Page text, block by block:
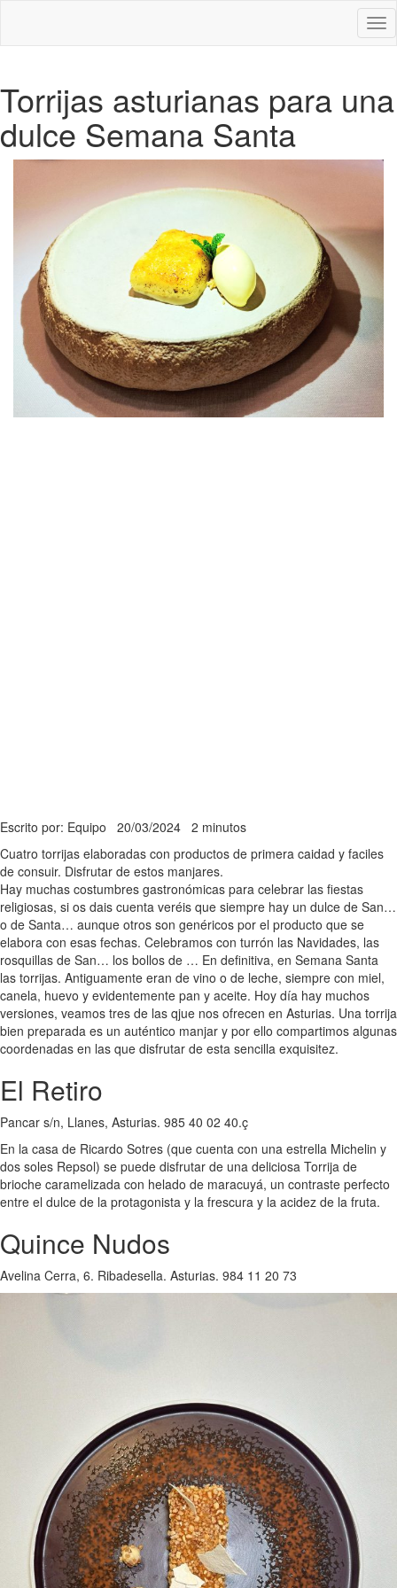
Torrijas asturianas para una
dulce Semana Santa
Escrito por: Equipo 20/03/2024 2 minutos
Cuatro torrijas elaboradas con productos de primera caidad y faciles
de consuir. Disfrutar de estos manjares.
Hay muchas costumbres gastronómicas para celebrar las fiestas
religiosas, si os dais cuenta veréis que siempre hay un dulce de San…
o de Santa… aunque otros son genéricos por el producto que se
elabora con esas fechas. Celebramos con turrón las Navidades, las
rosquillas de San… los bollos de … En definitiva, en Semana Santa
las torrijas. Antiguamente eran de vino o de leche, siempre con miel,
canela, huevo y evidentemente pan y aceite. Hoy día hay muchos
versiones, veamos tres de las qjue nos ofrecen en Asturias. Una torrija
bien preparada es un auténtico manjar y por ello compartimos algunas
coordenadas en las que disfrutar de esta sencilla exquisitez.
El Retiro
Pancar s/n, Llanes, Asturias. 985 40 02 40.ç
En la casa de Ricardo Sotres (que cuenta con una estrella Michelin y
dos soles Repsol) se puede disfrutar de una deliciosa Torrija de
brioche caramelizada con helado de maracuyá, un contraste perfecto
entre el dulce de la protagonista y la frescura y la acidez de la fruta.
Quince Nudos
Avelina Cerra, 6. Ribadesella. Asturias. 984 11 20 73